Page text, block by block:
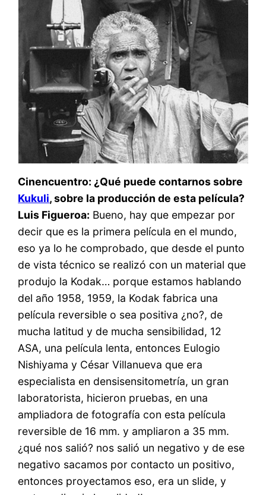
Cinencuentro: ¿Qué puede contarnos sobre
Kukuli, sobre la producción de esta película?
Luis Figueroa: Bueno, hay que empezar por
decir que es la primera película en el mundo,
eso ya lo he comprobado, que desde el punto
de vista técnico se realizó con un material que
produjo la Kodak… porque estamos hablando
del año 1958, 1959, la Kodak fabrica una
película reversible o sea positiva ¿no?, de
mucha latitud y de mucha sensibilidad, 12
ASA, una película lenta, entonces Eulogio
Nishiyama y César Villanueva que era
especialista en densisensitometría, un gran
laboratorista, hicieron pruebas, en una
ampliadora de fotografía con esta película
reversible de 16 mm. y ampliaron a 35 mm.
¿qué nos salió? nos salió un negativo y de ese
negativo sacamos por contacto un positivo,
entonces proyectamos eso, era un slide, y